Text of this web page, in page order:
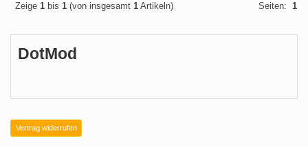
Vertrag widerrufen
Zeige 1 bis 1 (von insgesamt 1 Artikeln) Seiten: 1
DotMod